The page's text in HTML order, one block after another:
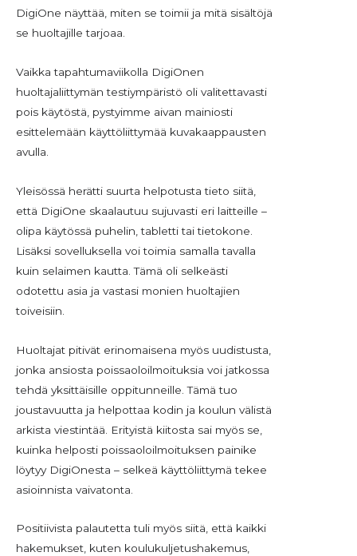
DigiOne näyttää, miten se toimii ja mitä sisältöjä
se huoltajille tarjoaa.
Vaikka tapahtumaviikolla DigiOnen
huoltajaliittymän testiympäristö oli valitettavasti
pois käytöstä, pystyimme aivan mainiosti
esittelemään käyttöliittymää kuvakaappausten
avulla.
Yleisössä herätti suurta helpotusta tieto siitä,
että DigiOne skaalautuu sujuvasti eri laitteille –
olipa käytössä puhelin, tabletti tai tietokone.
Lisäksi sovelluksella voi toimia samalla tavalla
kuin selaimen kautta. Tämä oli selkeästi
odotettu asia ja vastasi monien huoltajien
toiveisiin.
Huoltajat pitivät erinomaisena myös uudistusta,
jonka ansiosta poissaoloilmoituksia voi jatkossa
tehdä yksittäisille oppitunneille. Tämä tuo
joustavuutta ja helpottaa kodin ja koulun välistä
arkista viestintää. Erityistä kiitosta sai myös se,
kuinka helposti poissaoloilmoituksen painike
löytyy DigiOnesta – selkeä käyttöliittymä tekee
asioinnista vaivatonta.
Positiivista palautetta tuli myös siitä, että kaikki
hakemukset, kuten koulukuljetushakemus,